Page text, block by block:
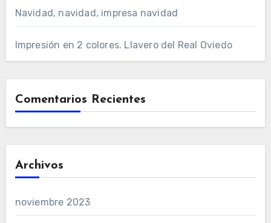
Navidad, navidad, impresa navidad
Impresión en 2 colores. Llavero del Real Oviedo
Comentarios Recientes
Archivos
noviembre 2023